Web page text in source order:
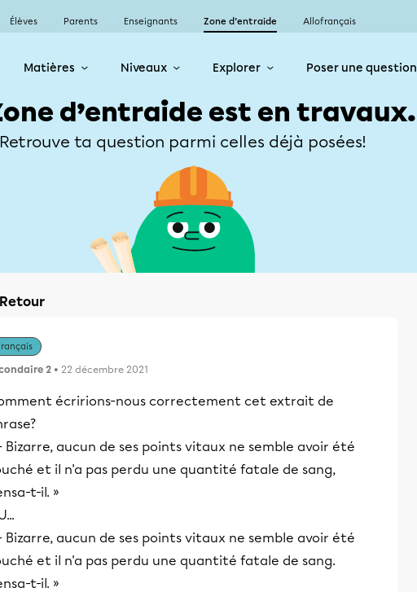
Élèves Parents Enseignants Zone d’entraide Allofrançais
Matières Niveaux Explorer Poser une question
d’entraide est en travaux.
Retrouve ta question parmi celles déjà posées!
Retour
2 • 22 décembre 2021
écririons-nous correctement cet extrait de
Bizarre, aucun de ses points vitaux ne semble avoir été
et il n'a pas perdu une quantité fatale de sang,
t-il. »
Bizarre, aucun de ses points vitaux ne semble avoir été
et il n'a pas perdu une quantité fatale de sang.
t-il. »